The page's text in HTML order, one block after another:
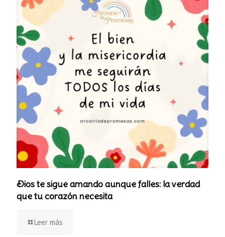
Dios te sigue amando aunque falles: la verdad
que tu corazón necesita
Leer más